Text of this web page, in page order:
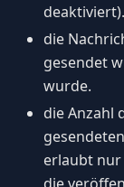
deaktiviert).
die
gesendet
wurde.
die Anzahl
erlaubt nur